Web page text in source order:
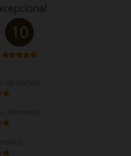
10
da partida
/ Bem-estar